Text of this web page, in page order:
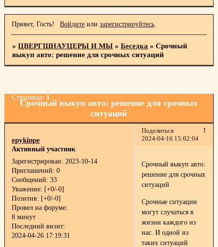
Привет, Гость! Войдитеили зарегистрируйтесь.
»ЦВЕРГШНАУЦЕРЫ И МЫ »Беседка »Срочный
выкуп авто: решение для срочных ситуаций
Срочный выкуп авто: решение для срочных
ситуаций
Страница: 1
Поделиться
1
2024-04-16 15:02:04
epykinpe
Активный участник
Зарегистрирован: 2023-10-14
Приглашений: 0
Сообщений: 33
Уважение: [+0/-0]
Позитив: [+0/-0]
Провел на форуме:
8 минут
Последний визит:
2024-04-26 17:19:31
Срочный выкуп авто:
решение для срочных
ситуаций
Срочные ситуации
могут случаться в
жизни каждого из
нас. И одной из
таких ситуаций